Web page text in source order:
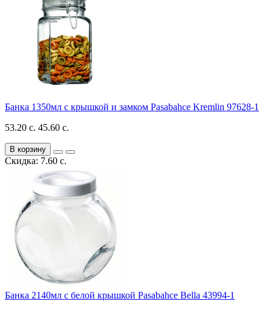
Банка 1350мл с крышкой и замком Pasabahce Kremlin 97628-1
53.20 с. 45.60 с.
В корзину
Скидка: 7.60 с.
Банка 2140мл с белой крышкой Pasabahce Bella 43994-1